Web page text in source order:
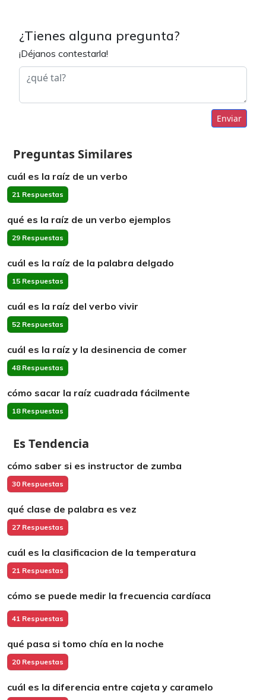
¿Tienes alguna pregunta?
¡Déjanos contestarla!
Enviar
Preguntas Similares
cuál es la raíz de un verbo
21 Respuestas
qué es la raíz de un verbo ejemplos
29 Respuestas
cuál es la raíz de la palabra delgado
15 Respuestas
cuál es la raíz del verbo vivir
52 Respuestas
cuál es la raíz y la desinencia de comer
48 Respuestas
cómo sacar la raíz cuadrada fácilmente
18 Respuestas
Es Tendencia
cómo saber si es instructor de zumba
30 Respuestas
qué clase de palabra es vez
27 Respuestas
cuál es la clasificacion de la temperatura
21 Respuestas
cómo se puede medir la frecuencia cardíaca
41 Respuestas
qué pasa si tomo chía en la noche
20 Respuestas
cuál es la diferencia entre cajeta y caramelo